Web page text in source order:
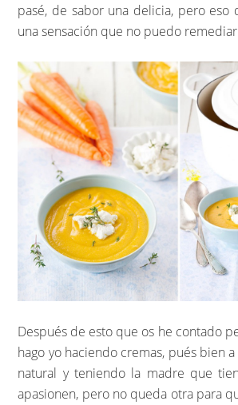
pasé, de sabor una delicia, pero eso
una sensación que no puedo
Después de esto que os he contado
hago yo haciendo cremas, pués bien
natural y teniendo la madre que
apasionen, pero no queda otra para